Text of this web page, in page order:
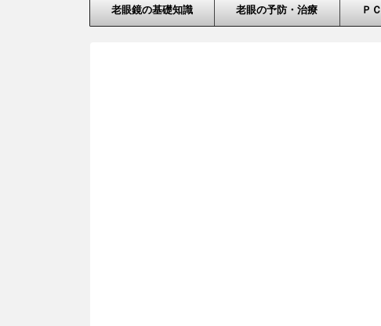
老眼鏡の基礎知識 老眼の予防・治療 Ｐ